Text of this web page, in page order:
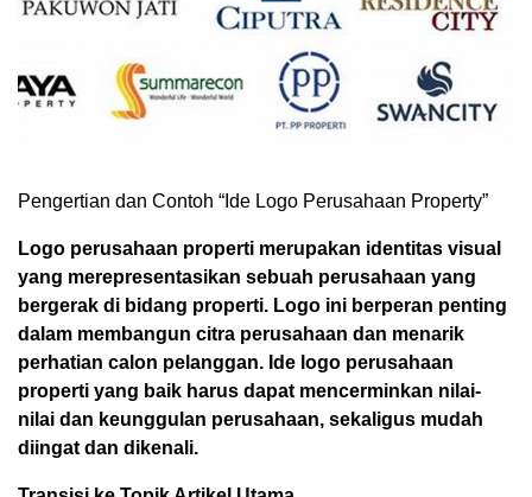
Pengertian dan Contoh “Ide Logo Perusahaan Property”
Logo perusahaan properti merupakan identitas visual
yang merepresentasikan sebuah perusahaan yang
bergerak di bidang properti. Logo ini berperan penting
dalam membangun citra perusahaan dan menarik
perhatian calon pelanggan. Ide logo perusahaan
properti yang baik harus dapat mencerminkan nilai-
nilai dan keunggulan perusahaan, sekaligus mudah
diingat dan dikenali.